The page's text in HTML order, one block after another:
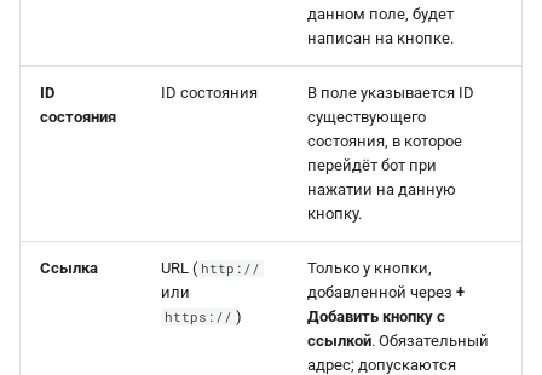
данном поле, будет
написан на кнопке.
ID
состояния
ID состояния
В поле указывается ID
существующего
состояния, в которое
перейдёт бот при
нажатии на данную
кнопку.
Ссылка URL ( http://
или
https:// )
Только у кнопки,
добавленной через +
Добавить кнопку с
ссылкой. Обязательный
адрес; допускаются